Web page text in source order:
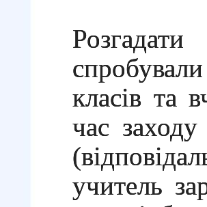
класів та
час
учитель